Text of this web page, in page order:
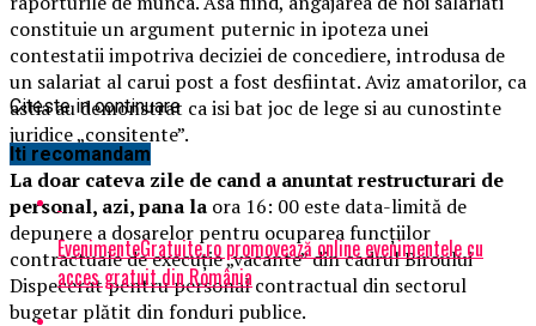
constituie un argument puternic in ipoteza unei
contestatii impotriva deciziei de concediere, introdusa de
un salariat al carui post a fost desfiintat. Aviz amatorilor, ca
astia au demonstrat ca isi bat joc de lege si au cunostinte
juridice „consitente”.
La doar cateva zile de cand a anuntat restructurari de
personal, azi, pana la ora 16: 00 este data-limită de
depunere a dosarelor pentru ocuparea funcţiilor
contractuale de execuţie „vacante” din cadrul Biroului
Dispecerat pentru personal contractual din sectorul
bugetar plătit din fonduri publice.
Citeste in continuare
Iti recomandam
EvenimenteGratuite.ro promovează online evenimentele cu
acces gratuit din România